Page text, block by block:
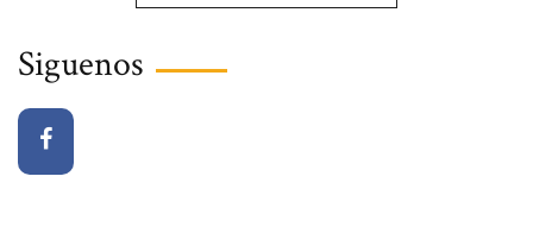
Siguenos